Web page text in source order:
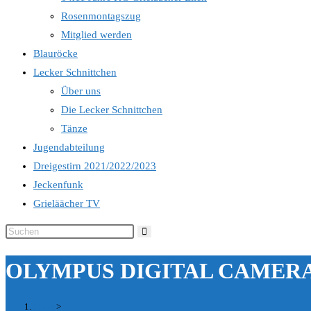
Rosenmontagszug
Mitglied werden
Blauröcke
Lecker Schnittchen
Über uns
Die Lecker Schnittchen
Tänze
Jugendabteilung
Dreigestirn 2021/2022/2023
Jeckenfunk
Grieläächer TV
Diese
durchsuchen
OLYMPUS DIGITAL
>